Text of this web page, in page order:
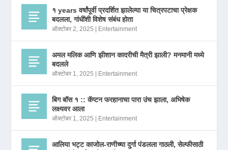
१ years वर्षांपूर्वी प्रदर्शित झालेल्या या चित्रपटाचा प्रेक्षक
बदलला, गांधींशी विशेष संबंध होता
ऑक्टोबर 2, 2025 | Entertainment
अमल मलिक आणि झीशान कादरीची मैत्री झाली? मनमानी मध्ये
बदलले
ऑक्टोबर 1, 2025 | Entertainment
बिग बॉस १ :: कॅप्टन फरहानाचा पारा उंच झाला, अभिषेक
लक्ष्यवर आला
ऑक्टोबर 1, 2025 | Entertainment
आलिया भट्ट काजोल-राणीच्या दुर्गा पंडलला गाठली, सेल्फीसाठी